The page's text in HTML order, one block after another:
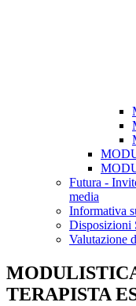
Futura -
media
Informativa
Disposizioni
Valutazione
TERAPISTA